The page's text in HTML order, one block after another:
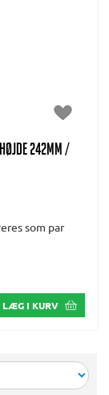
242mm /
som par
LÆG I KURV